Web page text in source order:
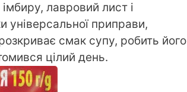
лавровий лист і
універсальної приправи,
смак супу, робить його
цілий день.